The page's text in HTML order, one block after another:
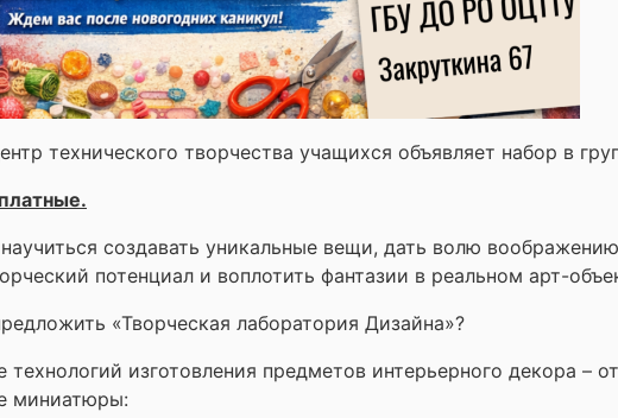
технического творчества учащихся объявляет набор в
научиться создавать уникальные вещи, дать волю
потенциал и воплотить фантазии в реальном арт-
«Творческая лаборатория Дизайна»?
технологий изготовления предметов интерьерного декора –
миниатюры: